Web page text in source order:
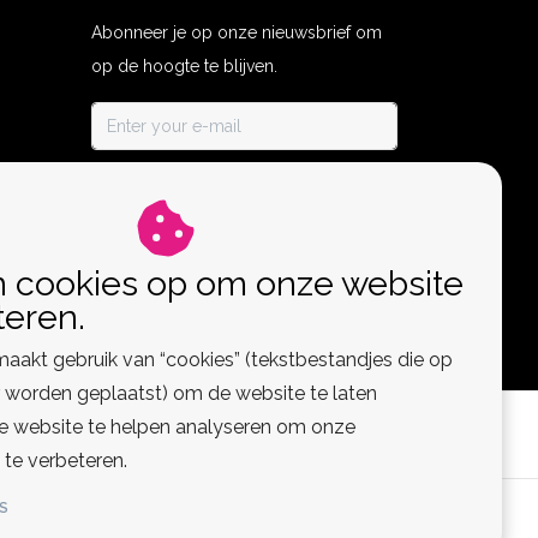
Abonneer je op onze nieuwsbrief om
op de hoogte te blijven.
cookies op om onze website
gebruik van “cookies” (tekstbestandjes die op
geplaatst) om de website te laten
website te helpen analyseren om onze
verbeteren.